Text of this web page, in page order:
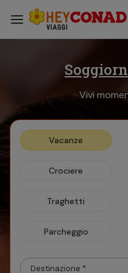
Vacanze
Esperienze
Crociere
Esperienze
Crociere
Vivi
Vacanze
Crociere
Traghetti
Parcheggio
Destinazione *